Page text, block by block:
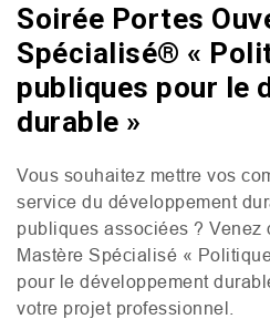
Soirée Portes
Spécialisé® «
publiques pour le
durable »
Vous souhaitez mettre vos
service du développement
publiques associées ? Venez
Mastère Spécialisé «
pour le développement
votre projet professionnel.